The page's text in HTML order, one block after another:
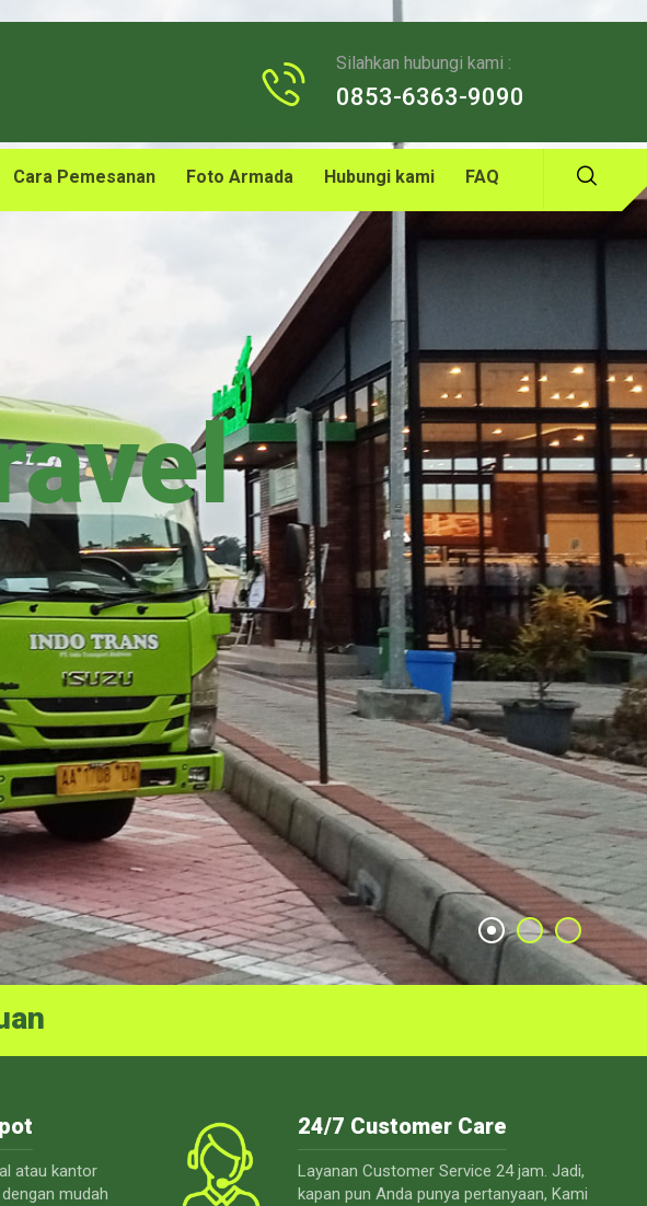
Silahkan hubungi kami :
0853-6363-9090
Cara Pemesanan Foto Armada Hubungi kami FAQ
atau kantor
mudah
24/7 Customer Care
Layanan Customer Service 24 jam. Jadi,
kapan pun Anda punya pertanyaan, Kami